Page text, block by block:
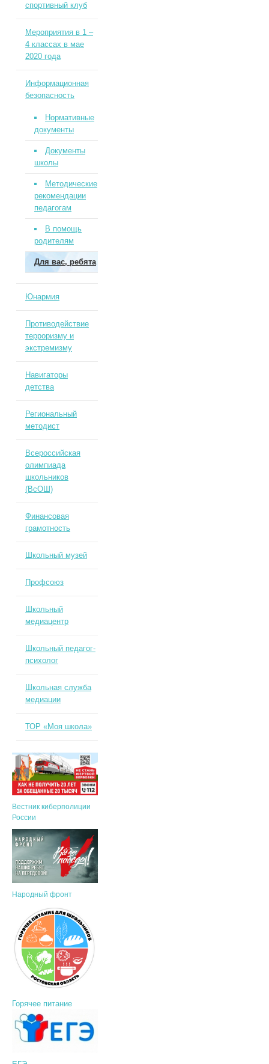
спортивный клуб
Мероприятия в 1 –
4 классах в мае
2020 года
Информационная
безопасность
Нормативные
документы
Документы
школы
Методические
рекомендации
педагогам
В помощь
родителям
Для вас, ребята
Юнармия
Противодействие
терроризму и
экстремизму
Навигаторы
детства
Региональный
методист
Всероссийская
олимпиада
школьников
(ВсОШ)
Финансовая
грамотность
Школьный музей
Профсоюз
Школьный
медиацентр
Школьный педагог-
психолог
Школьная служба
медиации
ТОР «Моя школа»
Вестник киберполиции
России
Народный фронт
Горячее питание